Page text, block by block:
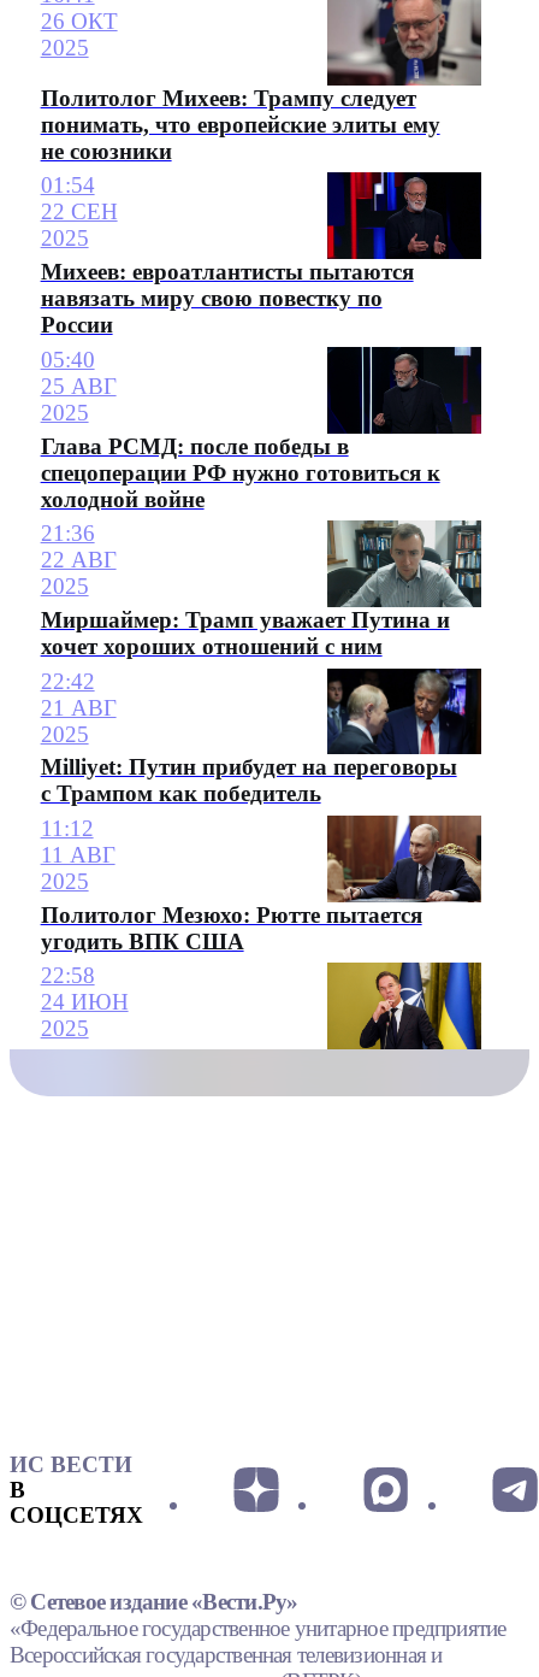
26 ОКТ
2025
Политолог Михеев: Трампу следует
понимать, что европейские элиты ему
не союзники
01:54
22 СЕН
2025
Михеев: евроатлантисты пытаются
навязать миру свою повестку по
России
05:40
25 АВГ
2025
Глава РСМД: после победы в
спецоперации РФ нужно готовиться к
холодной войне
21:36
22 АВГ
2025
Миршаймер: Трамп уважает Путина и
хочет хороших отношений с ним
22:42
21 АВГ
2025
Milliyet: Путин прибудет на переговоры
с Трампом как победитель
11:12
11 АВГ
2025
Политолог Мезюхо: Рютте пытается
угодить ВПК США
22:58
24 ИЮН
2025
ИС ВЕСТИ
В
СОЦСЕТЯХ
© Сетевое издание «Вести.Ру»
«Федеральное государственное унитарное предприятие
Всероссийская государственная телевизионная и